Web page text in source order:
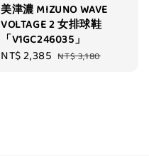
美津濃 MIZUNO WAVE
VOLTAGE 2 女排球鞋
「V1GC246035」
Sale
NT$ 2,385 Regular
NT$ 3,180